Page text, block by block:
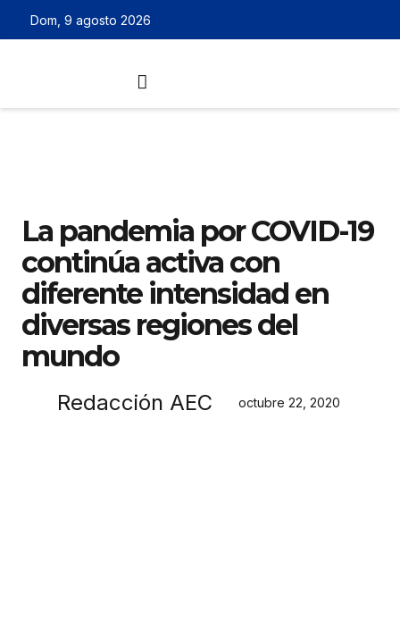
Dom, 9 agosto 2026
La pandemia por COVID-19
continúa activa con
diferente intensidad en
diversas regiones del
mundo
Redacción AEC octubre 22, 2020